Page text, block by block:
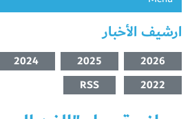
ارشيف الأخبار
2026
2025
2024
2022
RSS